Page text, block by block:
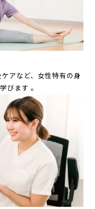
アなど、女性特有の身
びます 。